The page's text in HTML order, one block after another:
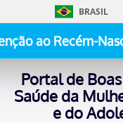
BRASIL
ao Recém-
Portal de
Saúde da
e do